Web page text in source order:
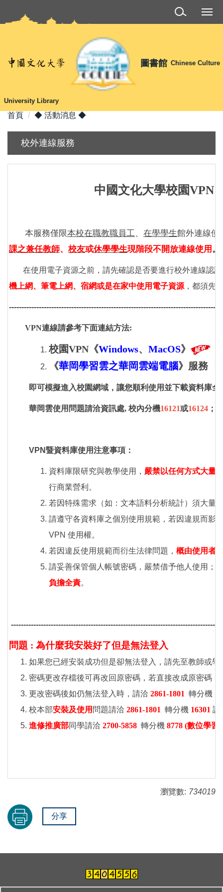
到
內
容
圖書館 Chinese Culture
University Library
首頁 ◆ 活動消息 ◆
校外連線服務
中國文化大學校園VPN
本服務僅限本校在職教職員工、 在學學生館外連線使
課之兼任教師、 校友或休學學生現階段不開放連線使用 。
在使用電子資源之前，請先確認是否要進行校外連線認證
機上網、筆電上網、宿網或是在家中使用電子資源 ，都須先
VPN連線請參考下面連結方法:
校園VPN《Windows、 MacOS》
《華岡學習雲之華岡雲端電腦》服務
即可模擬進入校園網域，讓您順利使用並下載資料庫全
華岡雲使用問題請洽資訊處, 校內分機16121或16124 ；
VPN暨資料庫使用注意事項：
資料庫限研究與教學使用， 嚴禁以任何方式大量
行商業營利。
若因特殊需求（如：文本語料分析統計）須大量
請遵守各資料庫之個別使用規範，若因違規而影
VPN 使用權。
若因違反使用規範而衍生法律問題， 概由使用者
請妥善保管個人帳號密碼，嚴禁借予他人使用；
負擔全責。
問題 : 為什麼我安裝好了但是無法登入
如果您已經安裝成功但是卻無法登入，請先至教師或
密碼更改存檔後可再改回原密碼，若直接改成原密碼，
更改密碼後如仍無法登入時，請洽 2861-1801 轉分機
校本部安裝及使用 問題請洽 2861-1801 轉分機 16301 詢
進修推廣部同學請洽 2700-5858 轉分機 8778 (數位學習
瀏覽數: 734019
分享